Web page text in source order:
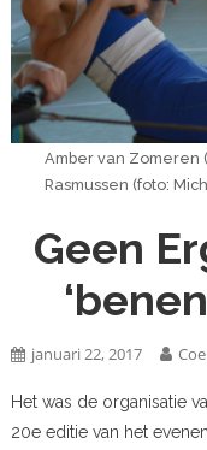
Amber van Zomeren
Rasmussen (foto:
Geen
januari 22, 2017
Het was de organisatie
20e editie van het